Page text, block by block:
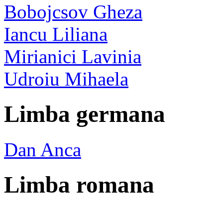
Bobojcsov Gheza
Iancu Liliana
Mirianici Lavinia
Udroiu Mihaela
Limba germana
Dan Anca
Limba romana